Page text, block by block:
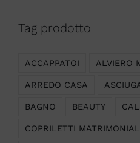
Tag prodotto
ACCAPPATOI ALVIERO
ARREDO CASA
BAGNO BEAUTY
COPRILETTI